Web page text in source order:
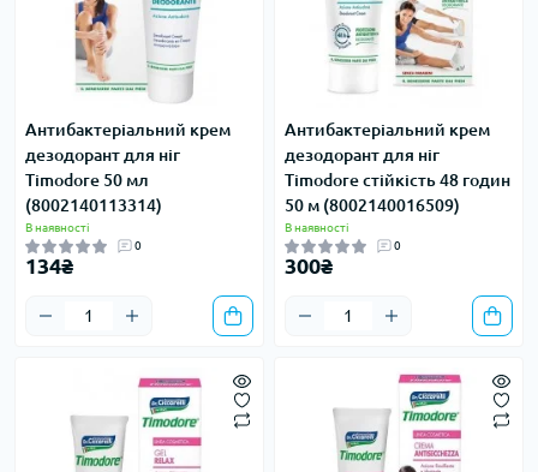
Антибактеріальний крем
дезодорант для ніг
Timodore 50 мл
(8002140113314)
В наявності
0
134₴
Антибактеріальний крем
дезодорант для ніг
Timodore стійкість 48 годин
50 м (8002140016509)
В наявності
0
300₴